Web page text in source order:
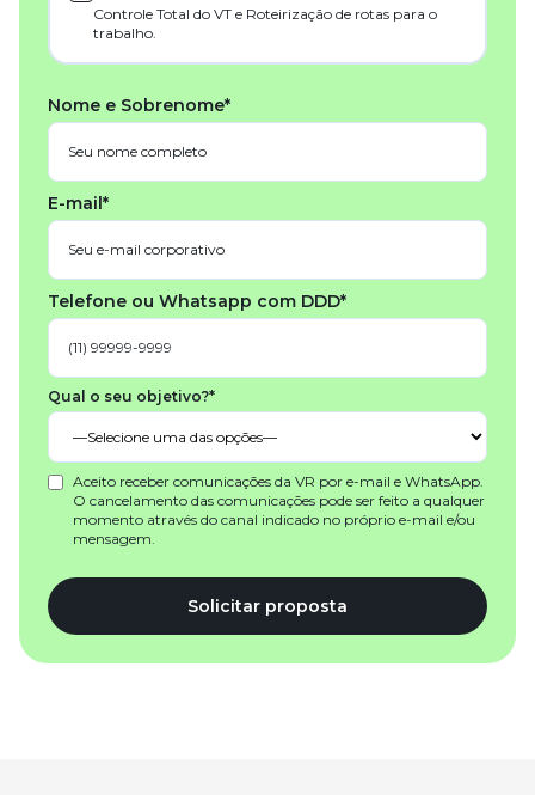
Controle Total do VT e Roteirização de rotas para o
trabalho.
Nome e Sobrenome*
E-mail*
Telefone ou Whatsapp com DDD*
Qual o seu objetivo?*
Aceito receber comunicações da VR por e-mail e WhatsApp.
O cancelamento das comunicações pode ser feito a qualquer
momento através do canal indicado no próprio e-mail e/ou
mensagem.
Solicitar proposta